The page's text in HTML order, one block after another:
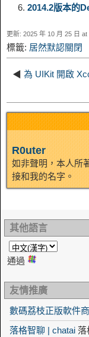
d
I
2014.2版本的
更新: 2025 年 10 月 25 日 at
標籤: 居然默認關閉
◀ 為 UIKit 開啟
R0uter
如非聲明，本人所
接和我的名字。
其他語言
通過
友情推廣
數碼荔枝正版軟件
落格智聊 | chatai 落